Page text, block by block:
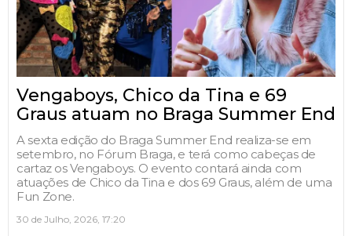
Vengaboys, Chico da Tina e 69
Graus atuam no Braga Summer End
A sexta edição do Braga Summer End realiza-se em
setembro, no Fórum Braga, e terá como cabeças de
cartaz os Vengaboys. O evento contará ainda com
atuações de Chico da Tina e dos 69 Graus, além de uma
Fun Zone.
30 de Julho, 2026, 17:20